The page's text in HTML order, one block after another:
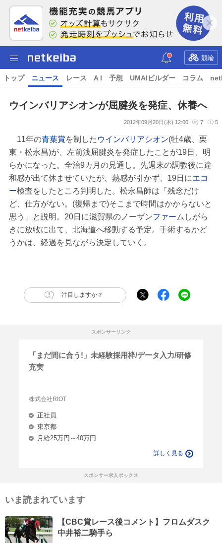
競輪
トップ ニュース レース A I 予想 UMAIビルダー コラム
ウインバリアシオンが屈腱炎を発症、休養へ
2012年09月20日(木) 12:00 7 5
11年の青葉賞を制した ウインバリアシオン(牡4歳、栗
東・松永昌)が、左前浅屈腱炎を発症したことが19日、明
らかになった。全治9カ月の見通し。先週末の調教後に違
和感が出て休ませていたが、熱感が引かず、19日に エコ
ー検査をしたところ判明した。松永昌師は「残念だけ
ど、仕方がない。(復帰まで)そこまで時間はかからないと
思う」と説明。20日に滋賀県のノーザンファー ムしがら
きに放牧に出て、北海道へ移動する予定。手術するかど
うかは、経過を見ながら決定していく。
注目しますか？
スポンサーリンク
「まだ間に合う!」未経験採用枠/データ入力/研修
充実
株式会社RIOT
正社員
東京都
月給25万円～40万円
詳しく見る
スポンサー求人ボックス
いま読まれています
【CBC賞レース後コメント】フロムダスク
中井裕二騎手ら